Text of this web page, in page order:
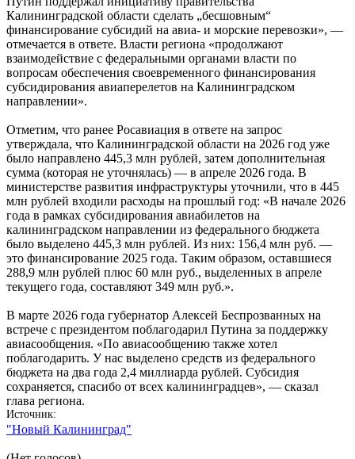
Калининградской области сделать „бесшовным“
финансирование субсидий на авиа- и морские перевозки», —
отмечается в ответе. Власти региона «продолжают
взаимодействие с федеральными органами власти по
вопросам обеспечения своевременного финансирования
субсидирования авиаперелетов на Калининградском
направлении».
Отметим, что ранее Росавиация в ответе на запрос
утверждала, что Калининградской области на 2026 год уже
было направлено 445,3 млн рублей, затем дополнительная
сумма (которая не уточнялась) — в апреле 2026 года. В
министерстве развития инфраструктуры уточнили, что в 445
млн рублей входили расходы на прошлый год: «В начале 2026
года в рамках субсидирования авиабилетов на
калининградском направлении из федерального бюджета
было выделено 445,3 млн рублей. Из них: 156,4 млн руб. —
это финансирование 2025 года. Таким образом, оставшиеся
288,9 млн рублей плюс 60 млн руб., выделенных в апреле
текущего года, составляют 349 млн руб.».
В марте 2026 года губернатор Алексей Беспрозванных на
встрече с президентом поблагодарил Путина за поддержку
авиасообщения. «По авиасообщению также хотел
поблагодарить. У нас выделено средств из федерального
бюджета на два года 2,4 миллиарда рублей. Субсидия
сохраняется, спасибо от всех калининградцев», — сказал
глава региона.
Источник
"Новый Калининград"